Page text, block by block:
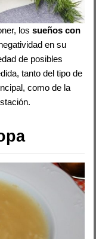
lossueños con
en su
de posibles
tanto del tipo de
como de la